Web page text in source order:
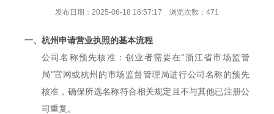
发布日期：2025-06-18 16:57:17 浏览次数：471
一、杭州申请营业执照的基本流程
公司名称预先核准：创业者需要在“浙江省市场监管
局”官网或杭州的市场监督管理局进行公司名称的预先
核准，确保所选名称符合相关规定且不与其他已注册公
司重复。